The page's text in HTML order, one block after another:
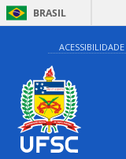
BRASIL
ACESSIBILIDADE